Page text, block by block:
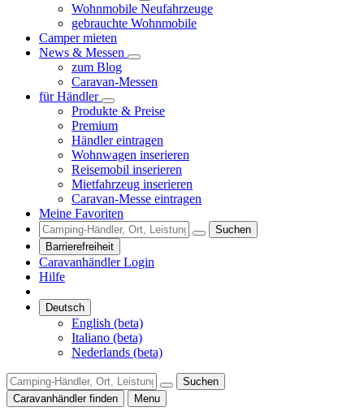
Wohnmobile Neufahrzeuge
gebrauchte Wohnmobile
Camper mieten
News & Messen
zum Blog
Caravan-Messen
für Händler
Produkte & Preise
Premium
Händler eintragen
Wohnwagen inserieren
Reisemobil inserieren
Mietfahrzeug inserieren
Caravan-Messe eintragen
Meine Favoriten
Suchen
Barrierefreiheit
Caravanhändler Login
Hilfe
Deutsch
English (beta)
Italiano (beta)
Nederlands (beta)
Suchen
Caravanhändler finden
Menu